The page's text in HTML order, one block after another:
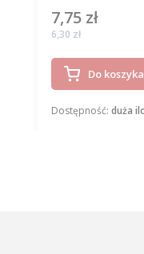
Cena
7,75 zł
Cena
6,30 zł
Do koszyka
Dostępność: duża